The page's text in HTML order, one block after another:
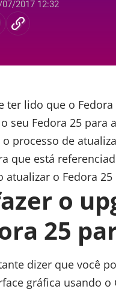
07/2017 12:32
ter lido que o
seu Fedora 25 para
o processo de
que está
o Fedora 25
o
25
dizer que você
gráfica usando